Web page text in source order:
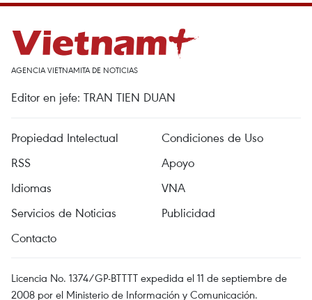
AGENCIA VIETNAMITA DE NOTICIAS
Editor en jefe: TRAN TIEN DUAN
Propiedad Intelectual
Condiciones de Uso
RSS
Apoyo
Idiomas
VNA
Servicios de Noticias
Publicidad
Contacto
Licencia No. 1374/GP-BTTTT expedida el 11 de septiembre de
2008 por el Ministerio de Información y Comunicación.